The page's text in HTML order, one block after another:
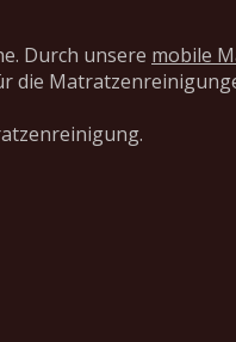
Durch unsere mobile
die